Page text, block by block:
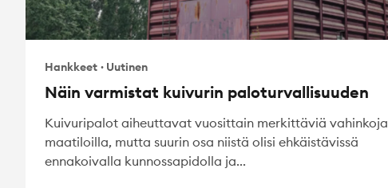
Hankkeet · Uutinen
Näin varmistat kuivurin paloturvallisuuden
Kuivuripalot aiheuttavat vuosittain merkittäviä vahinkoja
maatiloilla, mutta suurin osa niistä olisi ehkäistävissä
ennakoivalla kunnossapidolla ja...